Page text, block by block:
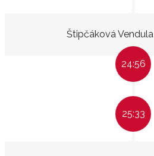
Štipčáková Vendula
24:56
25:33